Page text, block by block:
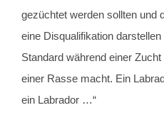
gezüchtet werden sollten und
eine Disqualifikation
Standard während einer
einer Rasse macht. Ein
ein Labrador …“